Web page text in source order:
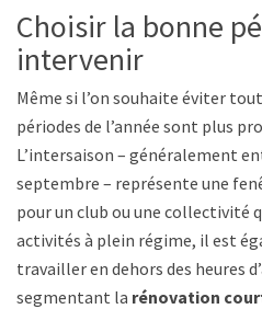
Choisir la bonne
intervenir
Même si l’on souhaite éviter
périodes de l’année sont plus
L’intersaison – généralement
septembre – représente une
pour un club ou une collectivité
activités à plein régime, il est
travailler en dehors des heures
segmentant la rénovation